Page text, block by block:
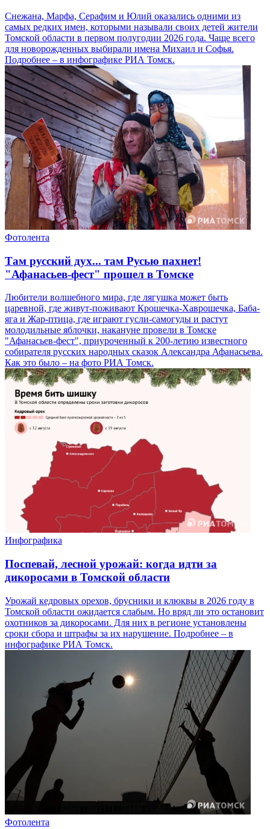
Снежана, Марфа, Серафим и Юлий оказались одними из
самых редких имен, которыми называли своих детей жители
Томской области в первом полугодии 2026 года. Чаще всего
для новорожденных выбирали имена Михаил и Софья.
Подробнее – в инфографике РИА Томск.
Фотолента
Там русский дух... там Русью пахнет!
"Афанасьев-фест" прошел в Томске
Любители волшебного мира, где лягушка может быть
царевной, где живут-поживают Крошечка-Хаврошечка, Баба-
яга и Жар-птица, где играют гусли-самогуды и растут
молодильные яблочки, накануне провели в Томске
"Афанасьев-фест", приуроченный к 200-летию известного
собирателя русских народных сказок Александра Афанасьева.
Как это было – на фото РИА Томск.
Инфографика
Поспевай, лесной урожай: когда идти за
дикоросами в Томской области
Урожай кедровых орехов, брусники и клюквы в 2026 году в
Томской области ожидается слабым. Но вряд ли это остановит
охотников за дикоросами. Для них в регионе установлены
сроки сбора и штрафы за их нарушение. Подробнее – в
инфографике РИА Томск.
Фотолента